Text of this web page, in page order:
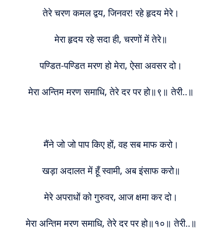
तेरे चरण कमल द्वय, जिनवर! रहे हृदय मेरे।
मेरा हृदय रहे सदा ही, चरणों में तेरे॥
पण्डित-पण्डित मरण हो मेरा, ऐसा अवसर दो।
मेरा अन्तिम मरण समाधि, तेरे दर पर हो॥९॥ तेरी..॥
मैंने जो जो पाप किए हों, वह सब माफ करो।
खड़ा अदालत में हूँ स्वामी, अब इंसाफ करो॥
मेरे अपराधों को गुरुवर, आज क्षमा कर दो।
मेरा अन्तिम मरण समाधि, तेरे दर पर हो॥१०॥ तेरी..॥